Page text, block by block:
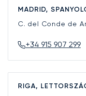
MADRID,
C. del Conde de
+34 915 907 299
RIGA,